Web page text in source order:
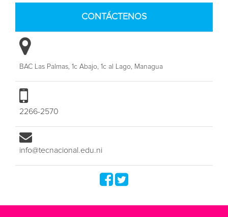
CONTÁCTENOS
BAC Las Palmas, 1c Abajo, 1c al Lago, Managua
2266-2570
info@tecnacional.edu.ni